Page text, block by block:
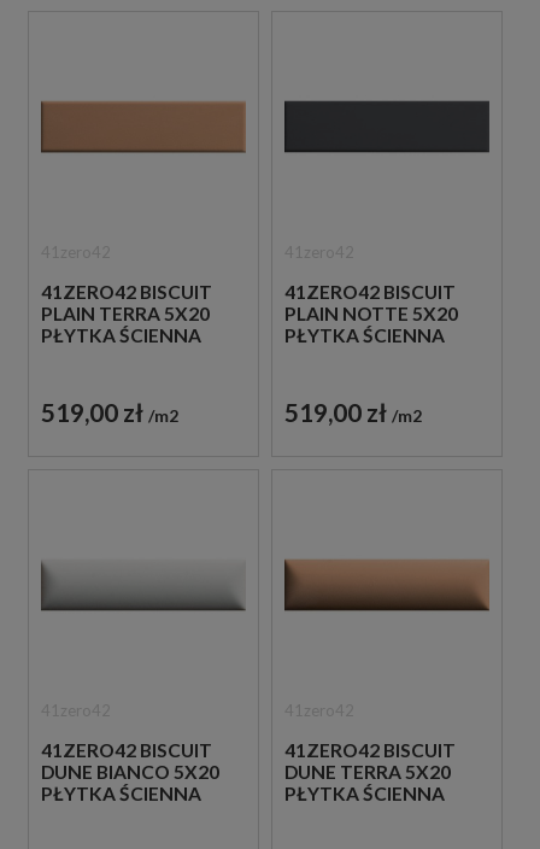
41ZERO42 BISCUIT
PLAIN TERRA 5X20
PŁYTKA ŚCIENNA
519,00 zł m2
41ZERO42 BISCUIT
PLAIN NOTTE 5X20
PŁYTKA ŚCIENNA
519,00 zł m2
41ZERO42 BISCUIT
DUNE BIANCO 5X20
PŁYTKA ŚCIENNA
41ZERO42 BISCUIT
DUNE TERRA 5X20
PŁYTKA ŚCIENNA